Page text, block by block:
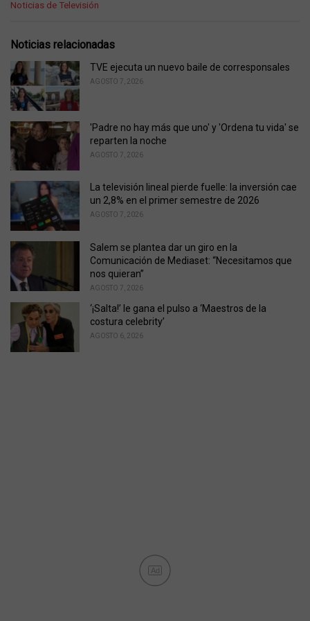
C
e
o
r
i
e
:
Noticias de Televisión
Noticias relacionadas
TVE ejecuta un nuevo baile de corresponsales
AGOSTO 7, 2026
'Padre no hay más que uno' y 'Ordena tu vida' se
reparten la noche
AGOSTO 7, 2026
La televisión lineal pierde fuelle: la inversión cae
un 2,8% en el primer semestre de 2026
AGOSTO 7, 2026
Salem se plantea dar un giro en la
Comunicación de Mediaset: “Necesitamos que
nos quieran”
AGOSTO 7, 2026
‘¡Salta!’ le gana el pulso a ‘Maestros de la
costura celebrity’
AGOSTO 6, 2026
Ad